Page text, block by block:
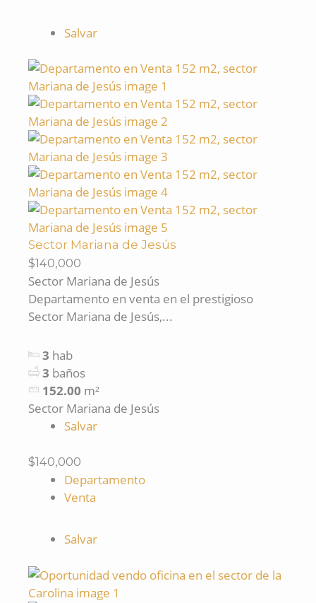
Salvar
Sector Mariana de Jesús
$140,000
Sector Mariana de Jesús
Departamento en venta en el prestigioso
Sector Mariana de Jesús,...
3 hab
3 baños
152.00 m²
Sector Mariana de Jesús
Salvar
$140,000
Departamento
Venta
Salvar